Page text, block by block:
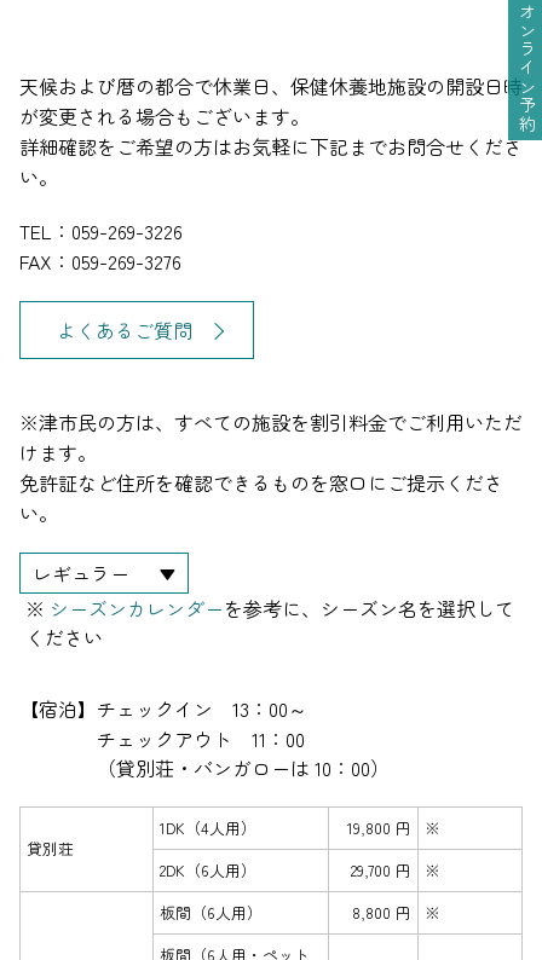
天候および暦の都合で休業日、保健休養地施設の開設日時
が変更される場合もございます。
詳細確認をご希望の方はお気軽に下記までお問合せくださ
い。
TEL：059-269-3226
FAX：059-269-3276
よくあるご質問
※津市民の方は、すべての施設を割引料金でご利用いただ
けます。
免許証など住所を確認できるものを窓口にご提示くださ
い。
レギュラー ▼
※ シーズンカレンダーを参考に、シーズン名を選択して
ください
【宿泊】 チェックイン 13：00～
チェックアウト 11：00
（貸別荘・バンガローは 10：00）
貸別荘
1DK（4人用） 19,800 円
※
2DK（6人用）
29,700 円 ※
板間（6人用） 8,800 円
※
板間（6人用・ペット
オンライン予約